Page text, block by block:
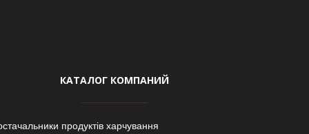
КАТАЛОГ КОМПАНИЙ
продуктів харчування